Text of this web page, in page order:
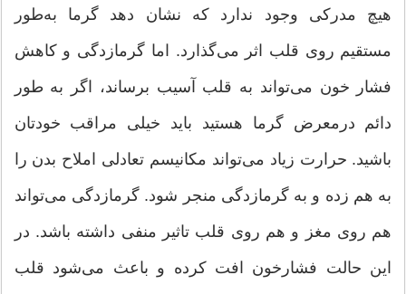
هیچ مدرکی وجود ندارد که نشان دهد گرما به‌طور
مستقیم روی قلب اثر می‌گذارد. اما گرمازدگی و کاهش
فشار خون می‌تواند به قلب آسیب برساند، اگر به طور
دائم درمعرض گرما هستید باید خیلی مراقب خودتان
باشید. حرارت زیاد می‌تواند مکانیسم تعادلی املاح بدن را
به هم زده و به گرمازدگی منجر شود. گرمازدگی می‌تواند
هم روی مغز و هم روی قلب تاثیر منفی داشته باشد. در
این حالت فشارخون افت کرده و باعث می‌شود قلب